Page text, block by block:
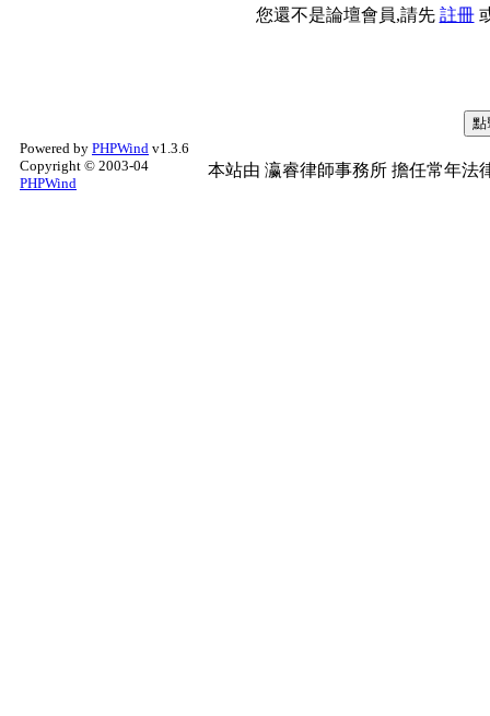
您還不是論壇會員,請先 註冊
Powered by PHPWind v1.3.6
Copyright © 2003-04
PHPWind
本站由 瀛睿律師事務所 擔任常年法